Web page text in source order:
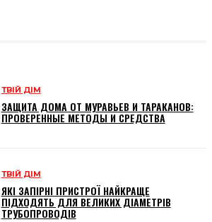
ТВІЙ ДІМ
ЗАЩИТА ДОМА ОТ МУРАВЬЕВ И ТАРАКАНОВ:
ПРОВЕРЕННЫЕ МЕТОДЫ И СРЕДСТВА
ТВІЙ ДІМ
ЯКІ ЗАПІРНІ ПРИСТРОЇ НАЙКРАЩЕ
ПІДХОДЯТЬ ДЛЯ ВЕЛИКИХ ДІАМЕТРІВ
ТРУБОПРОВОДІВ